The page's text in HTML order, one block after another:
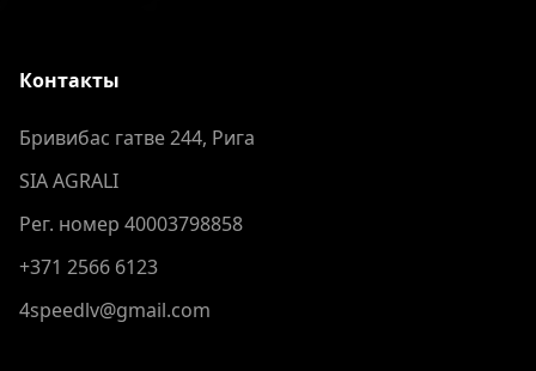
Контакты
Бривибас гатве 244, Рига
SIA AGRALI
Рег. номер 40003798858
+371 2566 6123
4speedlv@gmail.com